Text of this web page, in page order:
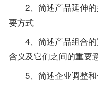
2、简述产品延伸的
要方式
4、简述产品组合的
含义及它们之间的重要
5、简述企业调整和